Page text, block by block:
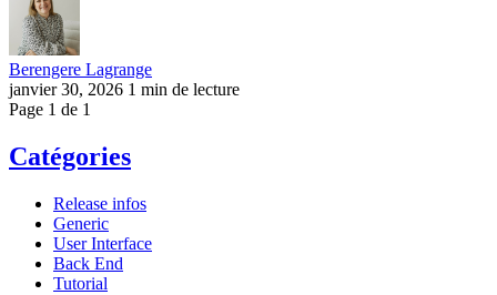
Berengere Lagrange
janvier 30, 2026 1 min de lecture
Page 1 de 1
Catégories
Release infos
Generic
User Interface
Back End
Tutorial